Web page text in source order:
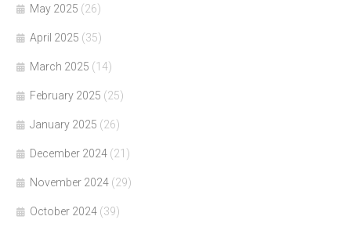
May 2025 (26)
April 2025 (35)
March 2025 (14)
February 2025 (25)
January 2025 (26)
December 2024 (21)
November 2024 (29)
October 2024 (39)